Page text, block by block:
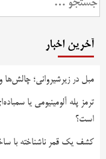
آخرین اخبار
مبل در زیرشیروانی؛ چالش‌ها
ترمز پله آلومینیومی یا
است؟
کشف یک قمر ناشناخته با